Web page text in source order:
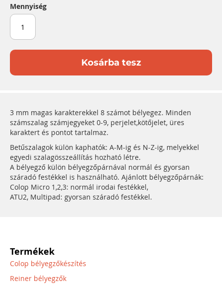
Mennyiség
Kosárba tesz
3 mm magas karakterekkel 8 számot bélyegez. Minden
számszalag számjegyeket 0-9, perjelet,kötőjelet, üres
karaktert és pontot tartalmaz.
Betűszalagok külön kaphatók: A-M-ig és N-Z-ig, melyekkel
egyedi szalagösszeállítás hozható létre.
A bélyegző külön bélyegzőpárnával normál és gyorsan
száradó festékkel is használható. Ajánlott bélyegzőpárnák:
Colop Micro 1,2,3: normál irodai festékkel,
ATU2, Multipad: gyorsan száradó festékkel.
Termékek
Colop bélyegzőkészítés
Reiner bélyegzők